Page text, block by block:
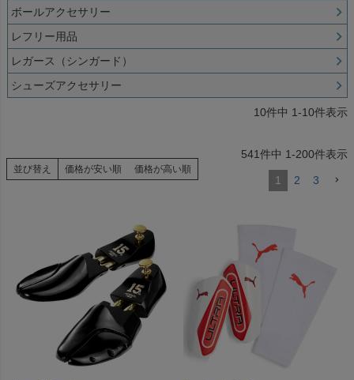
ボールアクセサリー
レフリー用品
レガース（シンガード）
シューズアクセサリー
10件中 1-10件表示
並び替え 価格が安い順 価格が高い順
541件中 1-200件表示
1 2 3